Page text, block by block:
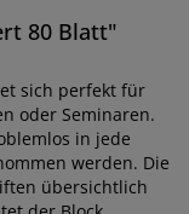
80 Blatt"
sich perfekt für
oder Seminaren.
in jede
werden. Die
übersichtlich